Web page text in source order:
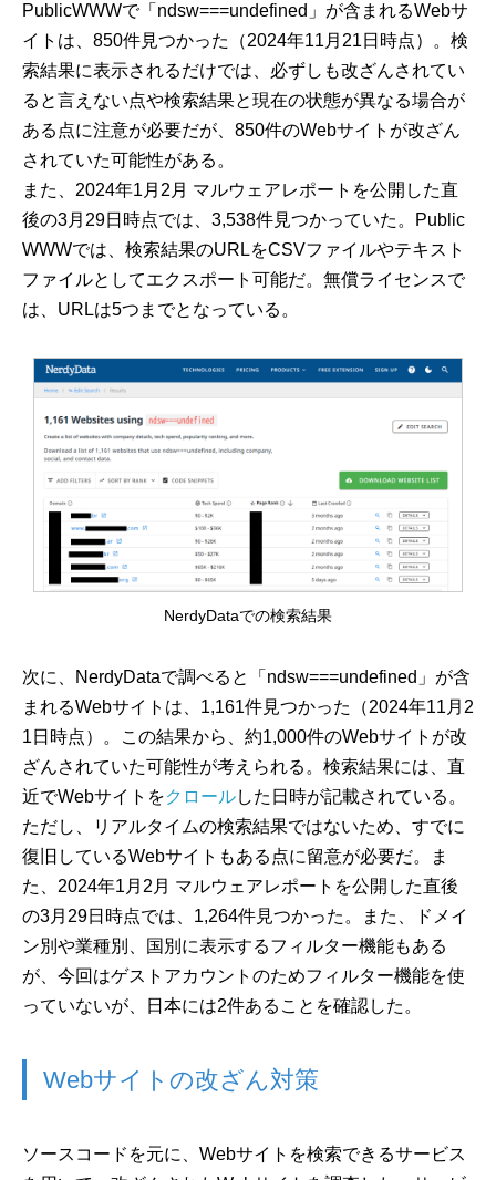
PublicWWWで「ndsw===undefined」が含まれるWebサ
イトは、850件見つかった（2024年11月21日時点）。検
索結果に表示されるだけでは、必ずしも改ざんされてい
ると言えない点や検索結果と現在の状態が異なる場合が
ある点に注意が必要だが、850件のWebサイトが改ざん
されていた可能性がある。
また、2024年1月2月 マルウェアレポートを公開した直
後の3月29日時点では、3,538件見つかっていた。Public
WWWでは、検索結果のURLをCSVファイルやテキスト
ファイルとしてエクスポート可能だ。無償ライセンスで
は、URLは5つまでとなっている。
NerdyDataでの検索結果
次に、NerdyDataで調べると「ndsw===undefined」が含
まれるWebサイトは、1,161件見つかった（2024年11月2
1日時点）。この結果から、約1,000件のWebサイトが改
ざんされていた可能性が考えられる。検索結果には、直
近でWebサイトをクロールした日時が記載されている。
ただし、リアルタイムの検索結果ではないため、すでに
復旧しているWebサイトもある点に留意が必要だ。ま
た、2024年1月2月 マルウェアレポートを公開した直後
の3月29日時点では、1,264件見つかった。また、ドメイ
ン別や業種別、国別に表示するフィルター機能もある
が、今回はゲストアカウントのためフィルター機能を使
っていないが、日本には2件あることを確認した。
Webサイトの改ざん対策
ソースコードを元に、Webサイトを検索できるサービス